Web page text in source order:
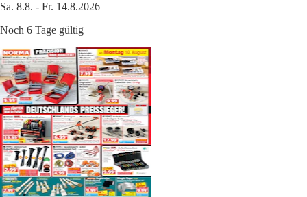
Sa. 8.8. - Fr. 14.8.2026
Noch 6 Tage gültig